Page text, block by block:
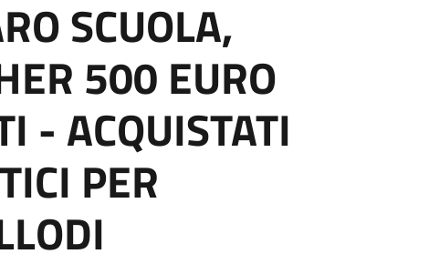
SCUOLA,
500 EURO
- ACQUISTATI
PER